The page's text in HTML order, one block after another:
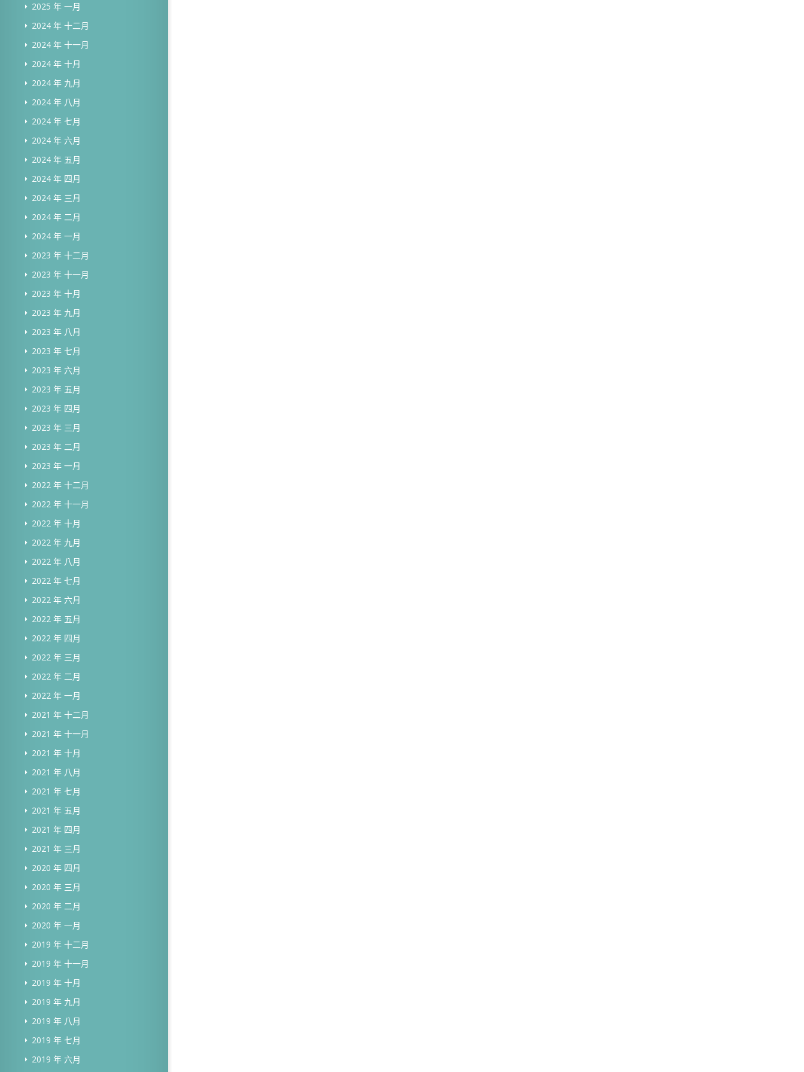
2025 年 一月
2024 年 十二月
2024 年 十一月
2024 年 十月
2024 年 九月
2024 年 八月
2024 年 七月
2024 年 六月
2024 年 五月
2024 年 四月
2024 年 三月
2024 年 二月
2024 年 一月
2023 年 十二月
2023 年 十一月
2023 年 十月
2023 年 九月
2023 年 八月
2023 年 七月
2023 年 六月
2023 年 五月
2023 年 四月
2023 年 三月
2023 年 二月
2023 年 一月
2022 年 十二月
2022 年 十一月
2022 年 十月
2022 年 九月
2022 年 八月
2022 年 七月
2022 年 六月
2022 年 五月
2022 年 四月
2022 年 三月
2022 年 二月
2022 年 一月
2021 年 十二月
2021 年 十一月
2021 年 十月
2021 年 八月
2021 年 七月
2021 年 五月
2021 年 四月
2021 年 三月
2020 年 四月
2020 年 三月
2020 年 二月
2020 年 一月
2019 年 十二月
2019 年 十一月
2019 年 十月
2019 年 九月
2019 年 八月
2019 年 七月
2019 年 六月